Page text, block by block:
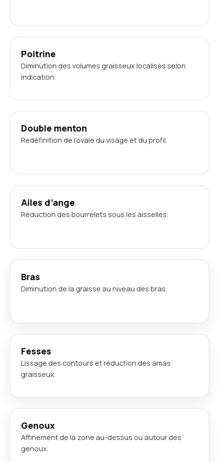
Poitrine
Diminution des volumes graisseux localisés selon
indication.
Double menton
Redéfinition de l’ovale du visage et du profil.
Ailes d’ange
Réduction des bourrelets sous les aisselles.
Bras
Diminution de la graisse au niveau des bras.
Fesses
Lissage des contours et réduction des amas
graisseux.
Genoux
Affinement de la zone au-dessus ou autour des
genoux.